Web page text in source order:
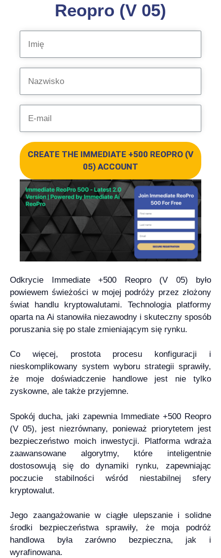
Reopro (V 05)
CREATE THE IMMEDIATE +500 REOPRO (V
05) ACCOUNT
Odkrycie Immediate +500 Reopro (V 05) było
powiewem świeżości w mojej podróży przez złożony
świat handlu kryptowalutami. Technologia platformy
oparta na Ai stanowiła niezawodny i skuteczny sposób
poruszania się po stale zmieniającym się rynku.
Co więcej, prostota procesu konfiguracji i
nieskomplikowany system wyboru strategii sprawiły,
że moje doświadczenie handlowe jest nie tylko
zyskowne, ale także przyjemne.
Spokój ducha, jaki zapewnia Immediate +500 Reopro
(V 05), jest niezrównany, ponieważ priorytetem jest
bezpieczeństwo moich inwestycji. Platforma wdraża
zaawansowane algorytmy, które inteligentnie
dostosowują się do dynamiki rynku, zapewniając
poczucie stabilności wśród niestabilnej sfery
kryptowalut.
Jego zaangażowanie w ciągłe ulepszanie i solidne
środki bezpieczeństwa sprawiły, że moja podróż
handlowa była zarówno bezpieczna, jak i
wyrafinowana.